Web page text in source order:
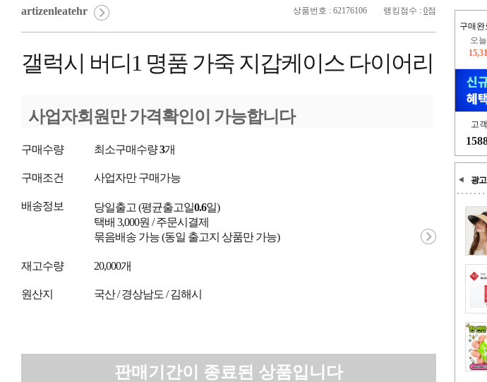
구매완
오
고
광고
상품번호 : 62176106 랭킹점수 : 0점
artizenleatehr
갤럭시 버디1 명품 가죽 지갑케이스 다이어리
사업자회원만 가격확인이 가능합니다
구매수량 최소구매수량3개
구매조건 사업자만 구매가능
배송정보 당일출고 (평균출고일0.6일)
택배 3,000원 / 주문시결제
묶음배송 가능 (동일 출고지 상품만 가능)
재고수량 20,000개
원산지 국산 / 경상남도 / 김해시
판매기간이 종료된 상품입니다